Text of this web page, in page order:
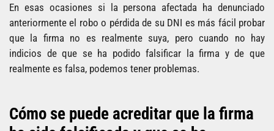
En esas ocasiones si la persona afectada ha denunciado
anteriormente el robo o pérdida de su DNI es más fácil probar
que la firma no es realmente suya, pero cuando no hay
indicios de que se ha podido falsificar la firma y de que
realmente es falsa, podemos tener problemas.
Cómo se puede acreditar que la firma